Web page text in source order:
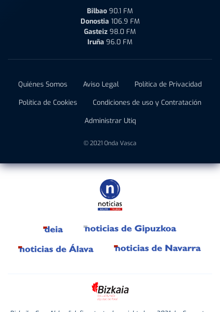
Bilbao 90.1 FM
Donostia 106.9 FM
Gasteiz 98.0 FM
Iruña 96.0 FM
Quiénes Somos Aviso Legal
Política de Privacidad
Política de Cookies
Condiciones de uso y Contratación
Administrar Utiq
© 2021 Onda Vasca